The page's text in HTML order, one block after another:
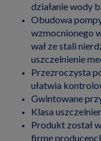
działanie wody
Obudowa
wzmocnionego
wał ze stali
uszczelnienie
Przezroczysta
ułatwia
Gwintowane
Klasa
Produkt został
firmę